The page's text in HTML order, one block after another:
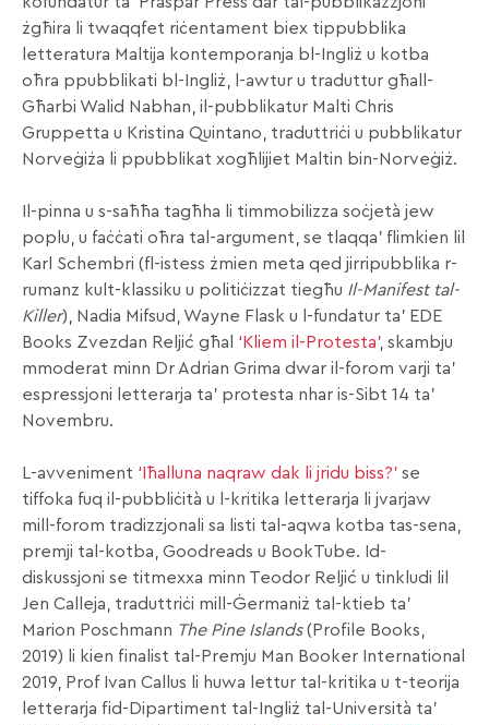
żgħira li twaqqfet riċentament biex tippubblika
letteratura Maltija kontemporanja bl-Ingliż u kotba
oħra ppubblikati bl-Ingliż, l-awtur u traduttur għall-
Għarbi Walid Nabhan, il-pubblikatur Malti Chris
Gruppetta u Kristina Quintano, traduttriċi u pubblikatur
Norveġiża li ppubblikat xogħlijiet Maltin bin-Norveġiż.
Il-pinna u s-saħħa tagħha li timmobilizza soċjetà jew
poplu, u faċċati oħra tal-argument, se tlaqqa’ flimkien lil
Karl Schembri (fl-istess żmien meta qed jirripubblika r-
rumanz kult-klassiku u politiċizzat tiegħu Il-Manifest tal-
Killer), Nadia Mifsud, Wayne Flask u l-fundatur ta’ EDE
Books Zvezdan Reljić għal ‘Kliem il-Protesta’, skambju
mmoderat minn Dr Adrian Grima dwar il-forom varji ta’
espressjoni letterarja ta’ protesta nhar is-Sibt 14 ta’
Novembru.
L-avveniment ‘Iħalluna naqraw dak li jridu biss?’ se
tiffoka fuq il-pubbliċità u l-kritika letterarja li jvarjaw
mill-forom tradizzjonali sa listi tal-aqwa kotba tas-sena,
premji tal-kotba, Goodreads u BookTube. Id-
diskussjoni se titmexxa minn Teodor Reljić u tinkludi lil
Jen Calleja, traduttriċi mill-Ġermaniż tal-ktieb ta’
Marion Poschmann The Pine Islands(Profile Books,
2019) li kien finalist tal-Premju Man Booker International
2019, Prof Ivan Callus li huwa lettur tal-kritika u t-teorija
letterarja fid-Dipartiment tal-Ingliż tal-Università ta’